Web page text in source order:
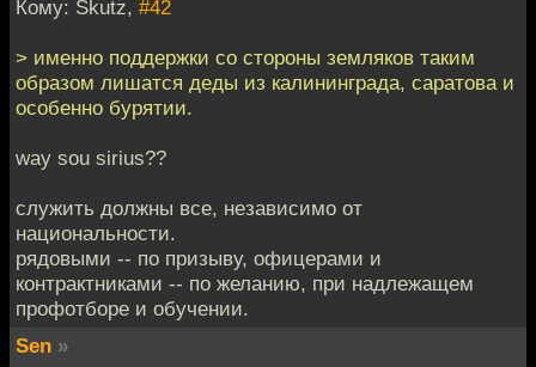
Кому: Skutz, #42
> именно поддержки со стороны земляков таким
образом лишатся деды из калининграда, саратова и
особенно бурятии.
way sou sirius??
служить должны все, независимо от
национальности.
рядовыми -- по призыву, офицерами и
контрактниками -- по желанию, при надлежащем
профотборе и обучении.
Sen »